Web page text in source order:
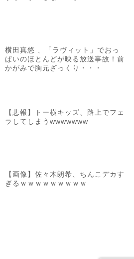
横田真悠 、「ラヴィット」でおっ
ぱいのほとんどが映る放送事故！前
かがみで胸元ざっくり・・・
【悲報】トー横キッズ、路上でフェ
ラしてしまうwwwwwww
【画像】佐々木朗希、ちんこデカす
ぎるｗｗｗｗｗｗｗｗｗ